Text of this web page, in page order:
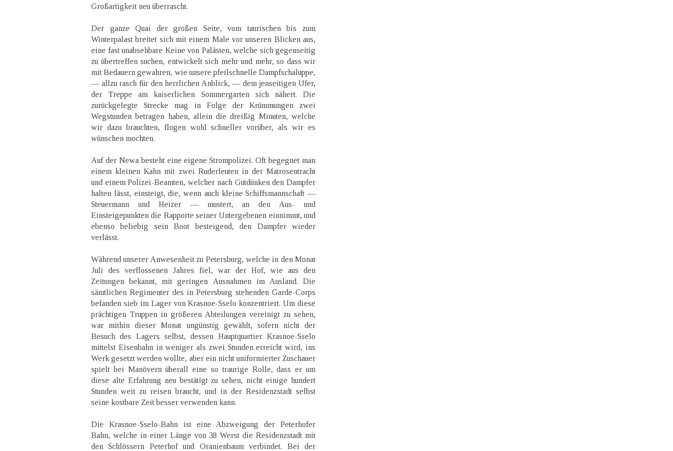
Großartigkeit neu überrascht.
Der ganze Quai der großen Seite, vom taurischen bis zum
Winterpalast breitet sich mit einem Male vor unseren Blicken aus,
eine fast unabsehbare Keine von Palästen, welche sich gegenseitig
zu übertreffen suchen, entwickelt sich mehr und mehr, so dass wir
mit Bedauern gewahren, wie unsere pfeilschnelle Dampfschaluppe,
— allzu rasch für den herrlichen Anblick, — dem jenseitigen Ufer,
der Treppe am kaiserlichen Sommergarten sich nähert. Die
zurückgelegte Strecke mag in Folge der Krümmungen zwei
Wegstunden betragen haben, allein die dreißig Minuten, welche
wir dazu brauchten, flogen wohl schneller vorüber, als wir es
wünschen mochten.
Auf der Newa besteht eine eigene Strompolizei. Oft begegnet man
einem kleinen Kahn mit zwei Ruderleuten in der Matrosentracht
und einem Polizei-Beamten, welcher nach Gutdünken den Dampfer
halten lässt, einsteigt, die, wenn auch kleine Schiffsmannschaft —
Steuermann und Heizer — mustert, an den Aus- und
Einsteigepunkten die Rapporte seiner Untergebenen einnimmt, und
ebenso beliebig sein Boot besteigend, den Dampfer wieder
verlässt.
Während unserer Anwesenheit zu Petersburg, welche in den Monat
Juli des verflossenen Jahres fiel, war der Hof, wie aus den
Zeitungen bekannt, mit geringen Ausnahmen im Ausland. Die
sämtlichen Regimenter des in Petersburg stehenden Garde-Corps
befanden sieb im Lager von Krasnoe-Sselo konzentriert. Um diese
prächtigen Truppen in größeren Abteilungen vereinigt zu sehen,
war mithin dieser Monat ungünstig gewählt, sofern nicht der
Besuch des Lagers selbst, dessen Hauptquartier Krasnoe-Sselo
mittelst Eisenbahn in weniger als zwei Stunden erreicht wird, ins
Werk gesetzt werden wollte, aber ein nicht uniformierter Zuschauer
spielt bei Manövern überall eine so traurige Rolle, dass er um
diese alte Erfahrung neu bestätigt zu sehen, nicht einige hundert
Stunden weit zu reisen braucht, und in der Residenzstadt selbst
seine kostbare Zeit besser verwenden kann.
Die Krasnoe-Sselo-Bahn ist eine Abzweigung der Peterhofer
Bahn, welche in einer Länge von 38 Werst die Residenzstadt mit
den Schlössern Peterhof und Oranienbaum verbindet. Bei der